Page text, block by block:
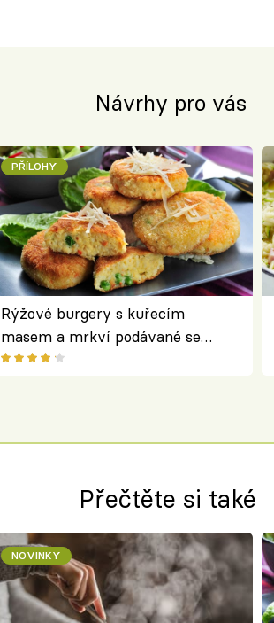
Návrhy pro vás
PŘÍLOHY
Rýžové burgery s kuřecím
masem a mrkví podávané se
salátem – lehká a chutná večeře
Přečtěte si také
NOVINKY